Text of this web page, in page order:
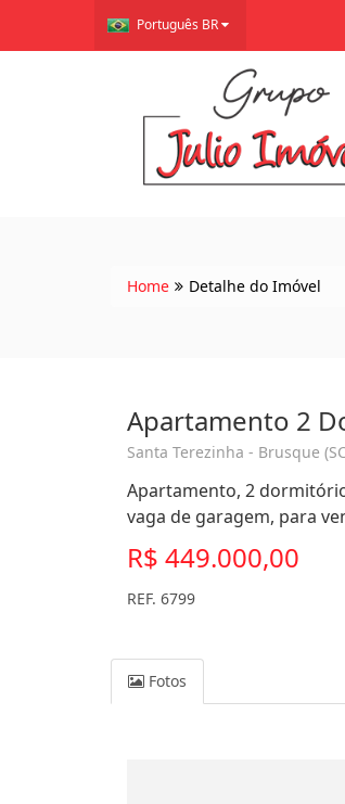
Português BR
Home Detalhe do Imóvel
Apartamento 2
Santa Terezinha - Brusque
Apartamento, 2
vaga de garagem, para
R$ 449.000,00
REF. 6799
Fotos